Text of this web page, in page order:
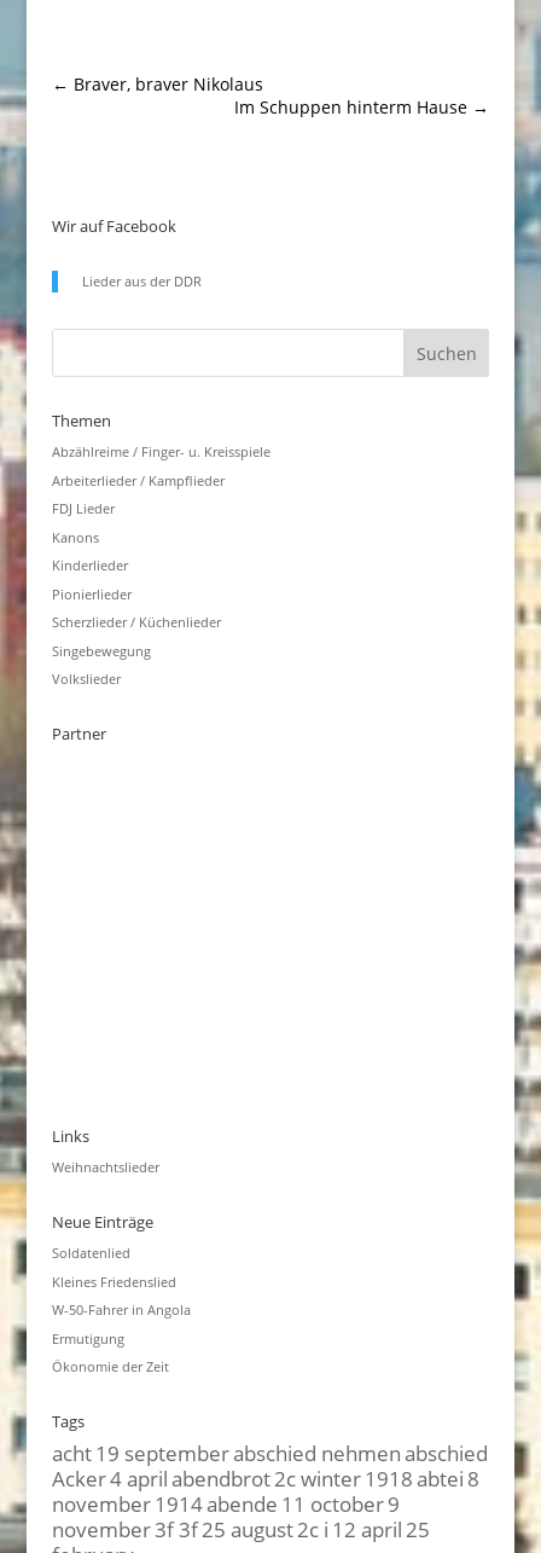
← Braver, braver Nikolaus
Im Schuppen hinterm Hause →
Wir auf Facebook
Lieder aus der DDR
Themen
Abzählreime / Finger- u. Kreisspiele
Arbeiterlieder / Kampflieder
FDJ Lieder
Kanons
Kinderlieder
Pionierlieder
Scherzlieder / Küchenlieder
Singebewegung
Volkslieder
Partner
Links
Weihnachtslieder
Neue Einträge
Soldatenlied
Kleines Friedenslied
W-50-Fahrer in Angola
Ermutigung
Ökonomie der Zeit
Tags
acht19 septemberabschied nehmenabschied
Acker4 aprilabendbrot2c winter1918abtei 8
november1914abende 11 october9
november3f 3f25 august2c i 12 april25